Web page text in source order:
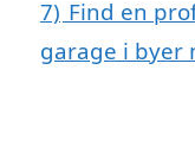
7) Find en
garage i byer